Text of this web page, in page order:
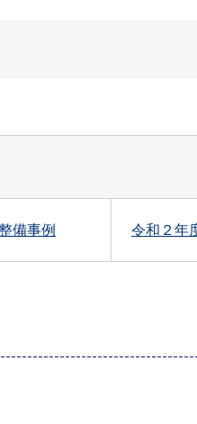
備事例 令和２年